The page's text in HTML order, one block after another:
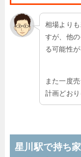
相場より
すが、他
る可能性が
また一度
計画どお
星川駅で持ち